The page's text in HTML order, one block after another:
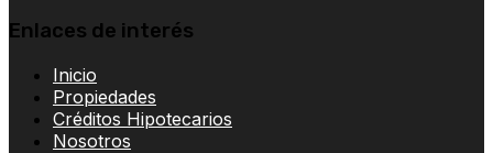
Enlaces de interés
Inicio
Propiedades
Créditos Hipotecarios
Nosotros